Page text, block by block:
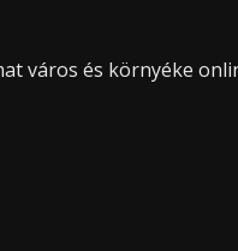
város és környéke